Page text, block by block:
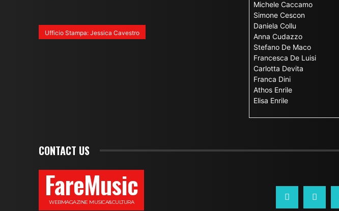
Ufficio Stampa: Jessica Cavestro
Michele Caccamo
Simone Cescon
Daniela Collu
Anna Cudazzo
Stefano De Maco
Francesca De Luisi
Carlotta Devita
Franca Dini
Athos Enrile
Elisa Enrile
CONTACT US
FareMusic
WEBMAGAZINE MUSICA&CULTURA